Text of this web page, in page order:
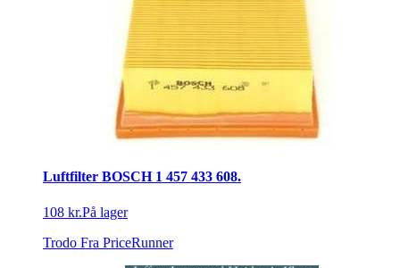
Luftfilter BOSCH 1 457 433 608.
108 kr.På lager
Trodo Fra PriceRunner